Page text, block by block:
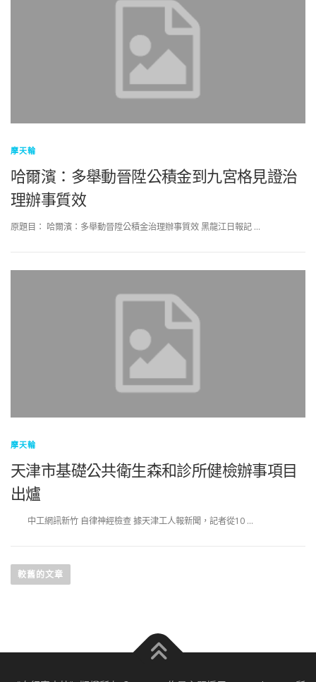
摩天輪
哈爾濱：多舉動晉陞公積金到九宮格見證治
理辦事質效
原題目： 哈爾濱：多舉動晉陞公積金治理辦事質效 黑龍江日報記 …
摩天輪
天津市基礎公共衛生森和診所健檢辦事項目
出爐
中工網訊新竹 自律神經檢查 據天津工人報新聞，記者從10 …
章
較舊的文章